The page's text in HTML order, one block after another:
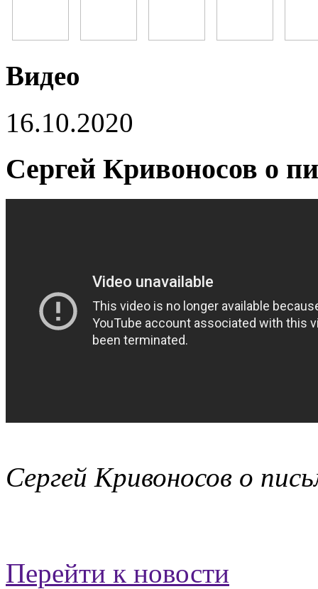
Видео
16.10.2020
Сергей Кривоносов о
Сергей Кривоносов о
Перейти к новости